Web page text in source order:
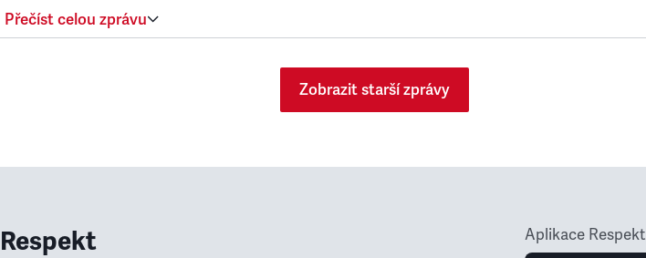
Přečíst celou zprávu
Zobrazit starší zprávy
Respekt Aplikace Respekt